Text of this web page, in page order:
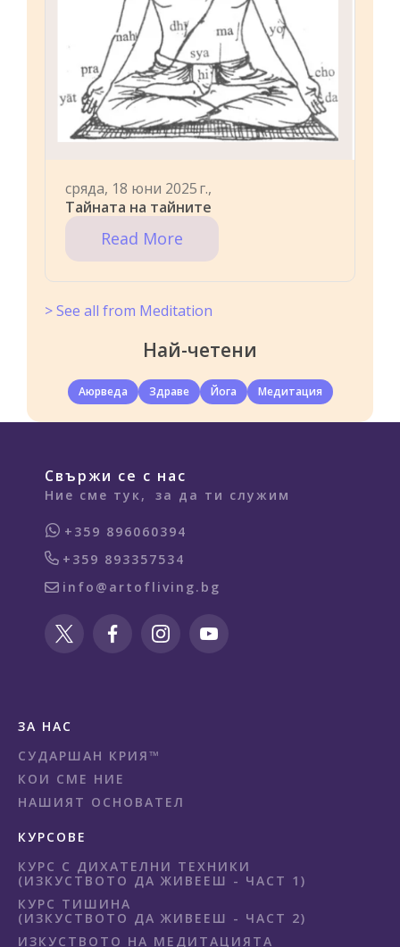
сряда, 18 юни 2025 г.,
Тайната на тайните
Read More
> See all from Meditation
Най-четени
Аюрведа Здраве Йога Медитация
Свържи се с нас
Ние сме тук, за да ти служим
+359 896060394
+359 893357534
info@artofliving.bg
ЗА НАС
СУДАРШАН КРИЯ™
КОИ СМЕ НИЕ
НАШИЯТ ОСНОВАТЕЛ
КУРСОВЕ
КУРС С ДИХАТЕЛНИ ТЕХНИКИ
(ИЗКУСТВОТО ДА ЖИВЕЕШ - ЧАСТ 1)
КУРС ТИШИНА
(ИЗКУСТВОТО ДА ЖИВЕЕШ - ЧАСТ 2)
ИЗКУСТВОТО НА МЕДИТАЦИЯТА